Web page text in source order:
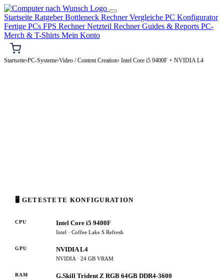
Startseite RatgeberBottleneck RechnerVergleiche PC Konfigurator
Fertige PCs FPS RechnerNetzteil RechnerGuides & Reports PC-
Merch & T-Shirts Mein Konto
Startseite›PC-Systeme›Video / Content Creation› Intel Core i5 9400F + NVIDIA L4
🖥 GETESTETE KONFIGURATION
CPU Intel Core i5 9400F
Intel · Coffee Lake S Refresh
GPU NVIDIA L4
NVIDIA · 24 GB VRAM
RAM G.Skill Trident Z RGB 64GB DDR4-3600